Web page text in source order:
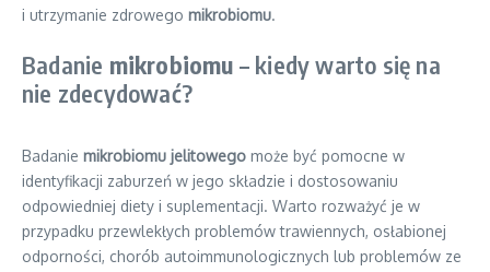
i utrzymanie zdrowego mikrobiomu.
Badanie mikrobiomu – kiedy warto się na
nie zdecydować?
Badanie mikrobiomu jelitowego może być pomocne w
identyfikacji zaburzeń w jego składzie i dostosowaniu
odpowiedniej diety i suplementacji. Warto rozważyć je w
przypadku przewlekłych problemów trawiennych, osłabionej
odporności, chorób autoimmunologicznych lub problemów ze